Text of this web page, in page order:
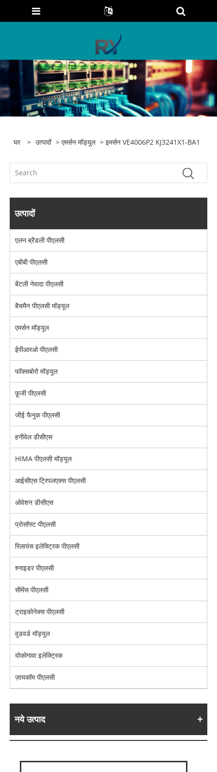
घर > उत्पादों >एमर्सन मॉड्यूल > इमर्सन VE4006P2 KJ3241X1-BA1
उत्पादों
एलन ब्रैडली पीएलसी
एबीबी पीएलसी
बेंटली नेवादा पीएलसी
बैचमैन पीएलसी मॉड्यूल
एमर्सन मॉड्यूल
ईपीआरओ पीएलसी
फॉक्सबोरो मॉड्यूल
फ़ूजी पीएलसी
जीई फैनुक पीएलसी
हनीवेल डीसीएस
HIMA पीएलसी मॉड्यूल
आईसीएस ट्रिपलएक्स पीएलसी
ओवेशन डीसीएस
प्रोसॉफ्ट पीएलसी
रिलायंस इलेक्ट्रिक पीएलसी
श्नाइडर पीएलसी
सीमेंस पीएलसी
ट्राइकोनेक्स पीएलसी
वुडवर्ड मॉड्यूल
योकोगावा इलेक्ट्रिक
ज़ायकॉम पीएलसी
नये उत्पाद